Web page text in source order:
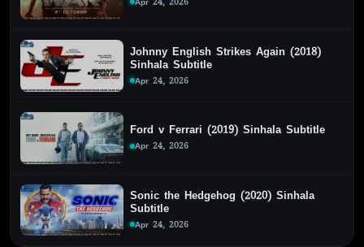
Johnny English Strikes Again (2018)
Sinhala Subtitle
Apr 24, 2026
Ford v Ferrari (2019) Sinhala Subtitle
Apr 24, 2026
Sonic the Hedgehog (2020) Sinhala
Subtitle
Apr 24, 2026